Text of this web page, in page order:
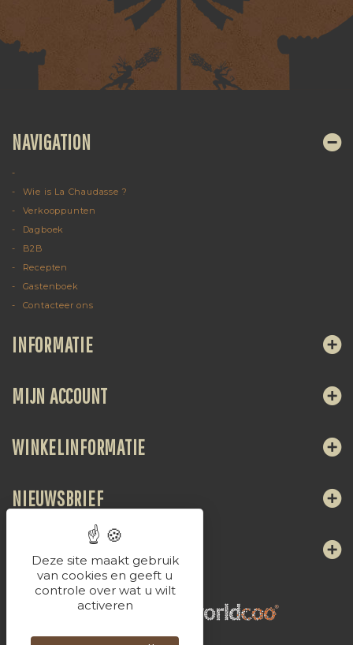
NAVIGATION
Wie is La Chaudasse ?
Verkooppunten
Dagboek
B2B
Recepten
Gastenboek
Contacteer ons
INFORMATIE
MIJN ACCOUNT
WINKELINFORMATIE
NIEUWSBRIEF
VOLG ONS
Deze site maakt gebruik
van cookies en geeft u
controle over wat u wilt
activeren